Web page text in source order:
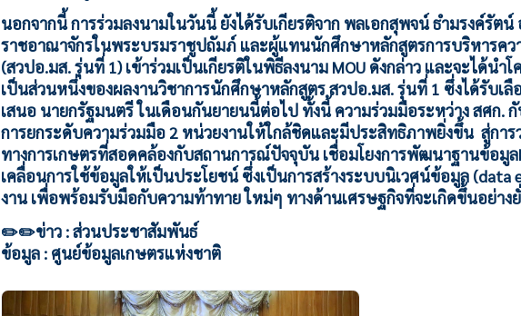
นอกจากนี้ การร่วมลงนามในวันนี้ ยังได้รับเกียรติจาก พลเอกสุพจน์ ธำมรงค์รัต
ราชอาณาจักรในพระบรมราชูปถัมภ์ และผู้แทนนักศึกษาหลักสูตรการบริหารค
(สวปอ.มส. รุ่นที่ 1) เข้าร่วมเป็นเกียรติในพิธีลงนาม MOU ดังกล่าว และจะได้นำโ
เป็นส่วนหนึ่งของผลงานวิชาการนักศึกษาหลักสูตร สวปอ.มส. รุ่นที่ 1 ซึ่งได้รับเลื
เสนอ นายกรัฐมนตรี ในเดือนกันยายนนี้ต่อไป ทั้งนี้ ความร่วมมือระหว่าง สศก.
การยกระดับความร่วมมือ 2 หน่วยงานให้ใกล้ชิดและมีประสิทธิภาพยิ่งขึ้น สู่การ
ทางการเกษตรที่สอดคล้องกับสถานการณ์ปัจจุบัน เชื่อมโยงการพัฒนาฐานข้อมู
เคลื่อนการใช้ข้อมูลให้เป็นประโยชน์ ซึ่งเป็นการสร้างระบบนิเวศน์ข้อมูล (data
งาน เพื่อพร้อมรับมือกับความท้าทาย ใหม่ๆ ทางด้านเศรษฐกิจที่จะเกิดขึ้นอย่าง
✏️✏️ข่าว : ส่วนประชาสัมพันธ์
ข้อมูล : ศูนย์ข้อมูลเกษตรแห่งชาติ